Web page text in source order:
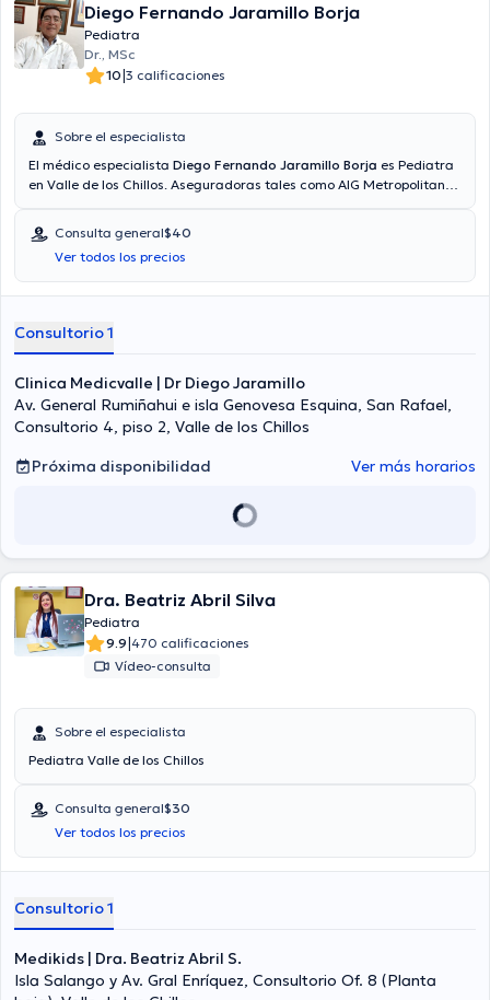
Diego Fernando Jaramillo Borja
Pediatra
Dr., MSc
10|3 calificaciones
Sobre el especialista
El médico especialista Diego Fernando Jaramillo Borja es Pediatra
en Valle de los Chillos. Aseguradoras tales como AIG Metropolitana,
aceptadas. El precio de la consulta con el doctor Diego Fernando
Jaramillo Borja es de $40. Algunos de los servicios médicos
ofrecidos en el consultorio son: Control de crecimiento y desarrollo,
Trastornos alimenticios, Trastornos de sueño, Vacunación.
Consulta general$40
Ver todos los precios
Consultorio 1
Clinica Medicvalle | Dr Diego Jaramillo
Av. General Rumiñahui e isla Genovesa Esquina, San Rafael,
Consultorio 4, piso 2, Valle de los Chillos
Próxima disponibilidad
Ver más horarios
Dra. Beatriz Abril Silva
Pediatra
9.9|470 calificaciones
Vídeo-consulta
Sobre el especialista
Pediatra Valle de los Chillos
Consulta general$30
Ver todos los precios
Consultorio 1
Medikids | Dra. Beatriz Abril S.
Isla Salango y Av. Gral Enríquez, Consultorio Of. 8 (Planta